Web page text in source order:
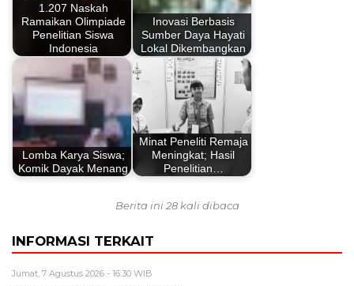
1.207 Naskah
Ramaikan Olimpiade
Penelitian Siswa
Indonesia
Inovasi Berbasis
Sumber Daya Hayati
Lokal Dikembangkan
Lomba Karya Siswa;
Komik Dayak Menang
Minat Peneliti Remaja
Meningkat; Hasil
Penelitian…
Berita ini 28 kali dibaca
INFORMASI TERKAIT
Jumat, 7 Agustus 2026 - 16:30 WIB